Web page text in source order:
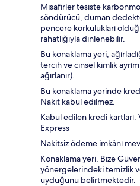
Misafirler tesiste
söndürücü, duman
pencere korkulukları
rahatlığıyla dinlenebilir.
Bu konaklama yeri,
tercih ve cinsel kimlik
ağırlanır).
Bu konaklama yerinde
Nakit kabul edilmez.
Kabul edilen kredi
Express
Nakitsiz ödeme imkânı
Konaklama yeri, Bize
yönergelerindeki temizlik
uyduğunu belirtmektedir.